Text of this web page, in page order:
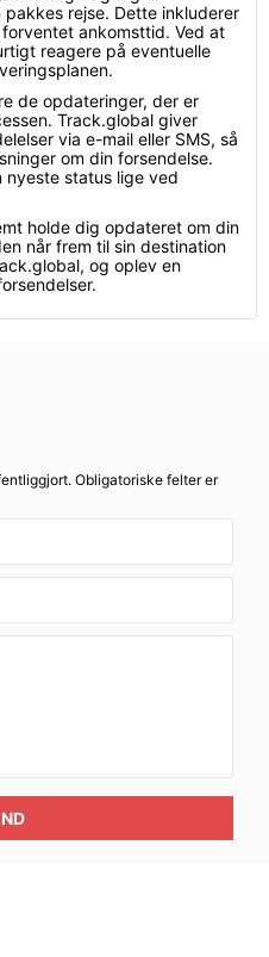
rejse. Dette inkluderer
ankomsttid. Ved at
reagere på eventuelle
de opdateringer, der er
Track.global giver
via e-mail eller SMS, så
om din forsendelse.
nyeste status lige ved
holde dig opdateret om din
når frem til sin destination
og oplev en
Obligatoriske felter er